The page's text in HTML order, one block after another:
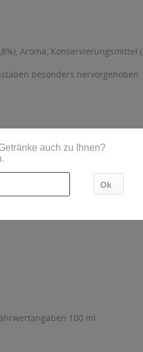
Aroma,
besonders hervorgehoben
100 ml